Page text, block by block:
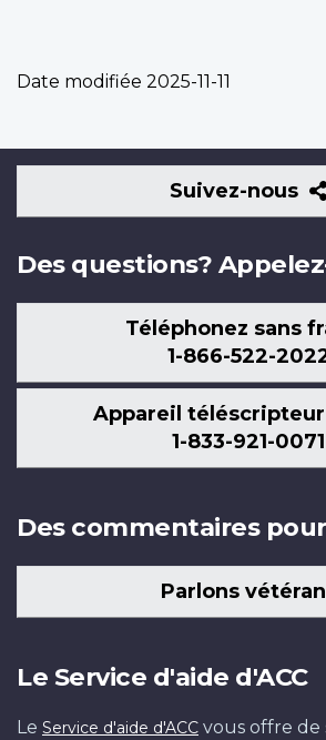
Date modifiée 2025-11-11
Suivez-nous
Des questions?
Téléphonez sans
1-866-522-
Appareil téléscripteur
1-833-921-0071
Des commentaires pour
Parlons
Le Service d'aide d'ACC
Le Service d'aide d'ACC vous offre de